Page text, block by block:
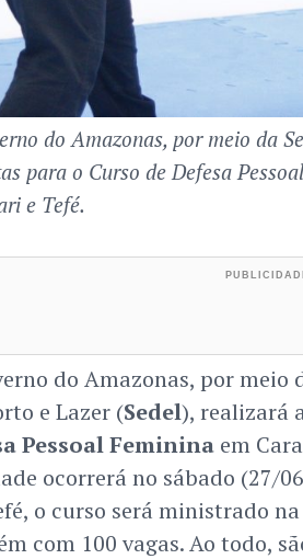
do Amazonas, por meio da
para o Curso de Defesa
e Tefé.
do Amazonas, por meio
e Lazer (Sedel), realizará
Pessoal Femininaem
ocorrerá no sábado (27/
o curso será ministrado
com 100 vagas. Ao todo,